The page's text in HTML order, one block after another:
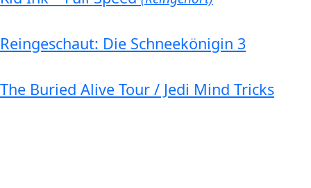
Reingeschaut: Die Schneekönigin 3
The Buried Alive Tour / Jedi Mind Tricks